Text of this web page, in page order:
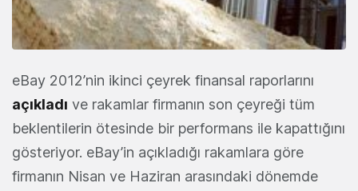
eBay 2012’nin ikinci çeyrek finansal raporlarını
açıkladı ve rakamlar firmanın son çeyreği tüm
beklentilerin ötesinde bir performans ile kapattığını
gösteriyor. eBay’in açıkladığı rakamlara göre
firmanın Nisan ve Haziran arasındaki dönemde